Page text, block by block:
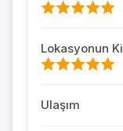
Lokasyonun
Ulaşım